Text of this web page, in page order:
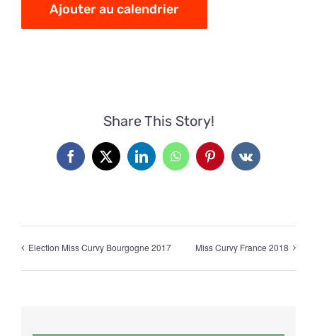
Ajouter au calendrier
Share This Story!
Facebook
X LinkedInWhatsAppPinterestVk
Election Miss Curvy Bourgogne 2017 Miss Curvy France 2018